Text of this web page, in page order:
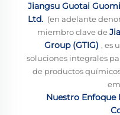
Jiangsu Guotai
Ltd.
(en adelante
miembro clave de
Group (GTIG) ​, es
soluciones integrales
de productos
Nuestro Enfoque